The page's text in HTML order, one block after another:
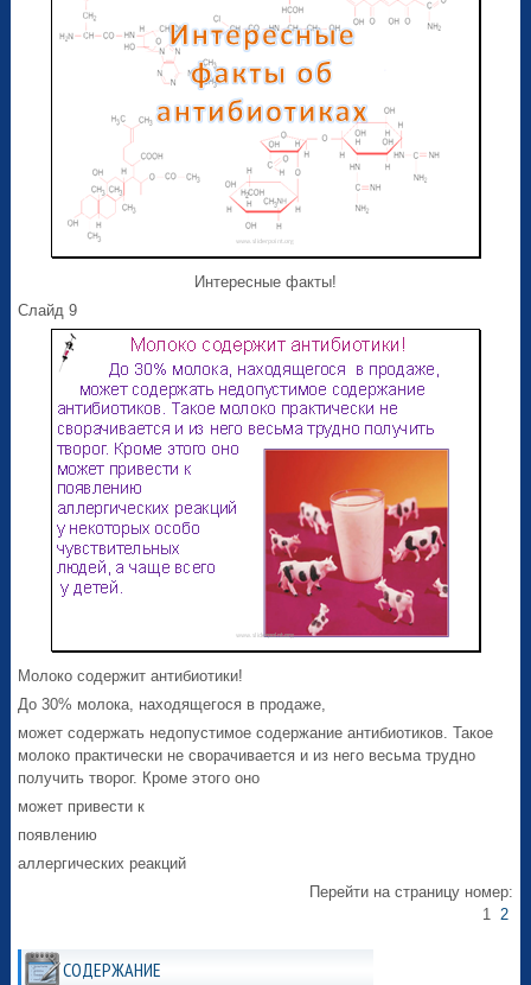
Интересные факты!
Слайд 9
Молоко содержит антибиотики!
До 30% молока, находящегося в продаже,
может содержать недопустимое содержание антибиотиков. Такое
молоко практически не сворачивается и из него весьма трудно
получить творог. Кроме этого оно
может привести к
появлению
аллергических реакций
Перейти на страницу номер:
1 2
СОДЕРЖАНИЕ